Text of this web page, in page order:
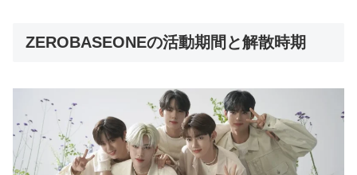
ZEROBASEONEの活動期間と解散時期